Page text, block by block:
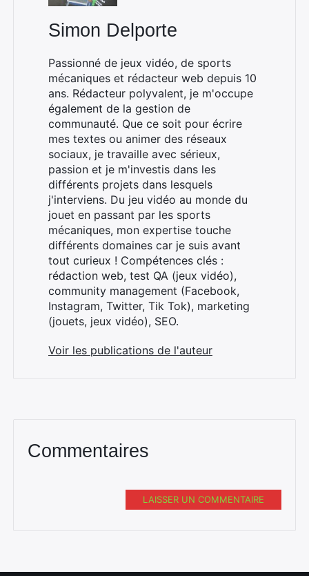
Simon Delporte
Passionné de jeux vidéo, de sports
mécaniques et rédacteur web depuis 10
ans. Rédacteur polyvalent, je m'occupe
également de la gestion de
communauté. Que ce soit pour écrire
mes textes ou animer des réseaux
sociaux, je travaille avec sérieux,
passion et je m'investis dans les
différents projets dans lesquels
j'interviens. Du jeu vidéo au monde du
jouet en passant par les sports
mécaniques, mon expertise touche
différents domaines car je suis avant
tout curieux ! Compétences clés :
rédaction web, test QA (jeux vidéo),
community management (Facebook,
Instagram, Twitter, Tik Tok), marketing
(jouets, jeux vidéo), SEO.
Voir les publications de l'auteur
Commentaires
LAISSER UN COMMENTAIRE
Rechercher
: